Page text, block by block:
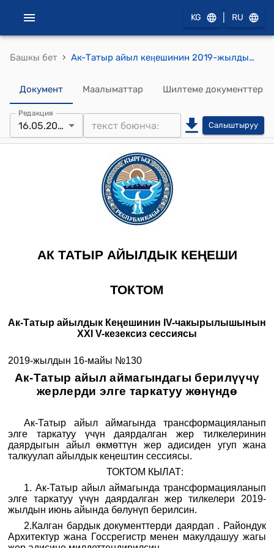
KG RU
Башкы бет › Ак-Татыр айыл кеӊешинин 2019-жылдын 16-майындагы №130 "Ак-Татыр айыл аймагындагы берилүүчү жерлерди элге таркатуу жөнүндө"токтому
Документ Маалыматтар Шилтеме документтер
Редакция
16.05.2019 Салыштыруу